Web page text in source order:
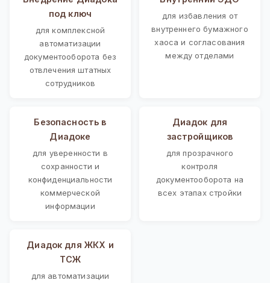
под ключ
для комплексной
автоматизации
документооборота без
отвлечения штатных
сотрудников
для избавления от
внутреннего бумажного
хаоса и согласования
между отделами
Безопасность в
Диадоке
для уверенности в
сохранности и
конфиденциальности
коммерческой
информации
Диадок для
застройщиков
для прозрачного
контроля
документооборота на
всех этапах стройки
Диадок для ЖКХ и
ТСЖ
для автоматизации